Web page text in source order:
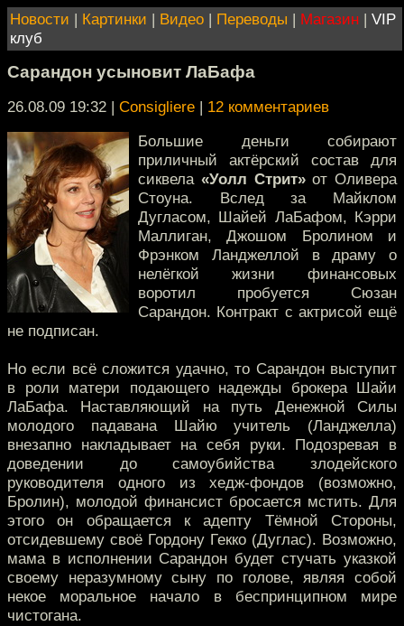
Новости | Картинки | Видео | Переводы | Магазин | VIP
клуб
Сарандон усыновит ЛаБафа
26.08.09 19:32 | Consigliere | 12 комментариев
Большие деньги собирают
приличный актёрский состав для
сиквела «Уолл Стрит»от Оливера
Стоуна. Вслед за Майклом
Дугласом, Шайей ЛаБафом, Кэрри
Маллиган, Джошом Бролином и
Фрэнком Ланджеллой в драму о
нелёгкой жизни финансовых
воротил пробуется Сюзан
Сарандон. Контракт с актрисой ещё
не подписан.
Но если всё сложится удачно, то Сарандон выступит
в роли матери подающего надежды брокера Шайи
ЛаБафа. Наставляющий на путь Денежной Силы
молодого падавана Шайю учитель (Ланджелла)
внезапно накладывает на себя руки. Подозревая в
доведении до самоубийства злодейского
руководителя одного из хедж-фондов (возможно,
Бролин), молодой финансист бросается мстить. Для
этого он обращается к адепту Тёмной Стороны,
отсидевшему своё Гордону Гекко (Дуглас). Возможно,
мама в исполнении Сарандон будет стучать указкой
своему неразумному сыну по голове, являя собой
некое моральное начало в беспринципном мире
чистогана.